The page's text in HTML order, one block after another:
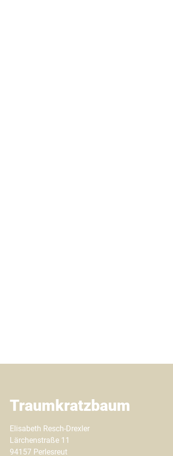
Traumkratzbaum
Elisabeth Resch-Drexler
Lärchenstraße 11
94157 Perlesreut